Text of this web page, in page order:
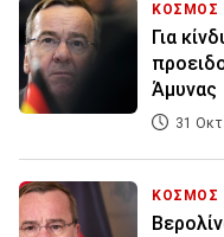
ΚΟΣΜΟΣ
Για
Άμυνας
31
ΚΟΣΜΟΣ